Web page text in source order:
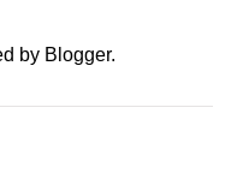
by Blogger.